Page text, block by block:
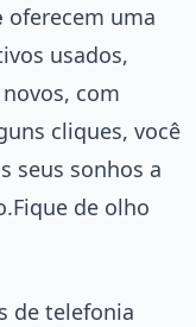
oferecem uma
usados,
com
cliques, você
seus sonhos a
de olho
de telefonia